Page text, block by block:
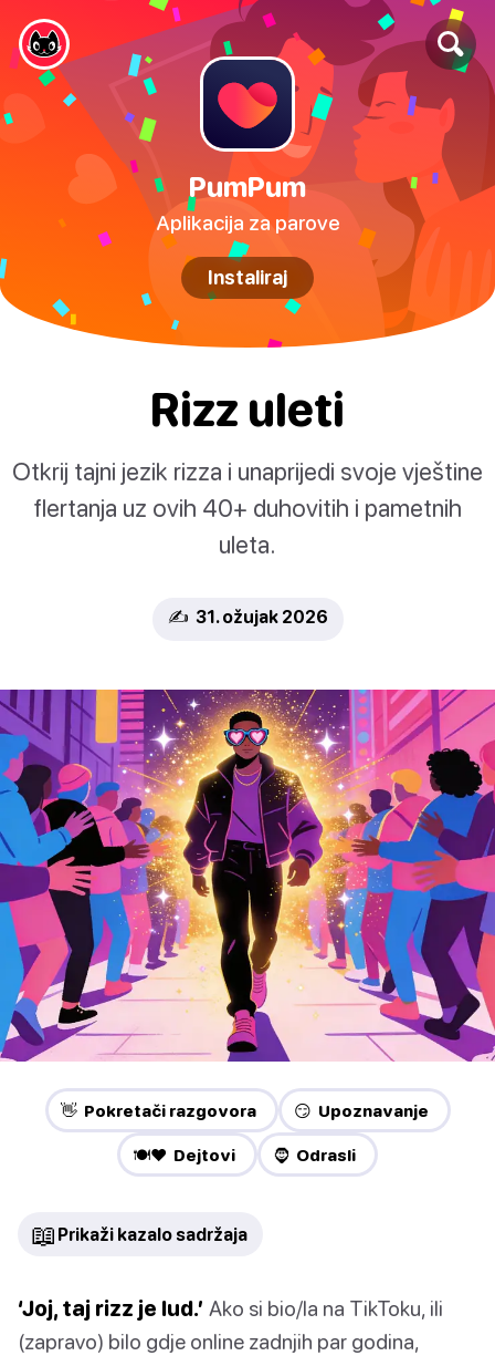
PumPum
Aplikacija za parove
Instaliraj
Rizz uleti
Otkrij tajni jezik rizza i unaprijedi svoje vještine
flertanja uz ovih 40+ duhovitih i pametnih
uleta.
✍️ 31. ožujak 2026
👋 Pokretači razgovora 😏 Upoznavanje
🍽️❤️ Dejtovi 🧔 Odrasli
📖 Prikaži kazalo sadržaja
‘Joj, taj rizz je lud.’ Ako si bio/la na TikToku, ili
(zapravo) bilo gdje online zadnjih par godina,